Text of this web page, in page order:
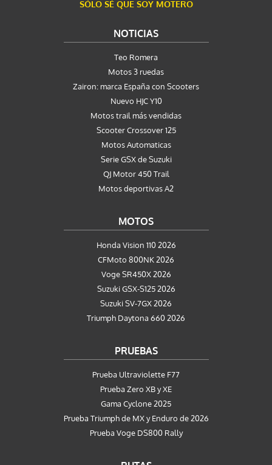
SÓLO SÉ QUE SOY MOTERO
NOTICIAS
Teo Romera
Motos 3 ruedas
Zairon: marca España con Scooters
Nuevo HJC Y10
Motos trail más vendidas
Scooter Crossover 125
Motos Automaticas
Serie GSX de Suzuki
QJ Motor 450 Trail
Motos deportivas A2
MOTOS
Honda Vision 110 2026
CFMoto 800NK 2026
Voge SR450X 2026
Suzuki GSX-S125 2026
Suzuki SV-7GX 2026
Triumph Daytona 660 2026
PRUEBAS
Prueba Ultraviolette F77
Prueba Zero XB y XE
Gama Cyclone 2025
Prueba Triumph de MX y Enduro de 2026
Prueba Voge DS800 Rally